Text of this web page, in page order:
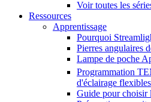
Voir toutes les
Ressources
Apprentissage
Pourquoi
Pierres angulaires
Lampe de poche
Programmation
d'éclairage flexibles
Guide pour choisir